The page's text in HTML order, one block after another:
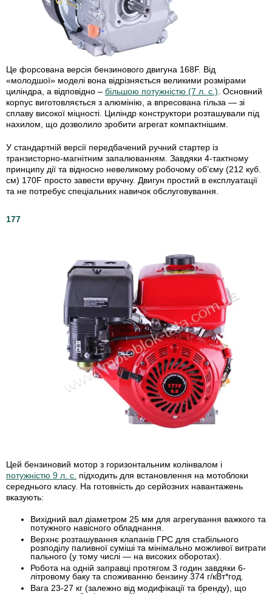
Це форсована версія бензинового двигуна 168F. Від
«молодшої» моделі вона відрізняється великими розмірами
циліндра, а відповідно – більшою потужністю (7 л. с.) . Основний
корпус виготовляється з алюмінію, а впресована гільза — зі
сплаву високої міцності. Циліндр конструктори розташували під
нахилом, що дозволило зробити агрегат компактнішим.
У стандартній версії передбачений ручний стартер із
транзисторно-магнітним запалюванням. Завдяки 4-тактному
принципу дії та відносно невеликому робочому об’єму (212 куб.
см) 170F просто завести вручну. Двигун простий в експлуатації
та не потребує спеціальних навичок обслуговування.
177
Цей бензиновий мотор з горизонтальним колінвалом і
потужністю 9 л. с. підходить для встановлення на мотоблоки
середнього класу. На готовність до серйозних навантажень
вказують:
Вихідний вал діаметром 25 мм для агрегування важкого та
потужного навісного обладнання.
Верхнє розташування клапанів ГРС для стабільного
розподілу паливної суміші та мінімально можливої витрати
пального (у тому числі — на високих оборотах).
Робота на одній заправці протягом 3 годин завдяки 6-
літровому баку та споживанню бензину 374 г/кВт*год.
Вага 23-27 кг (залежно від модифікації та бренду) , що